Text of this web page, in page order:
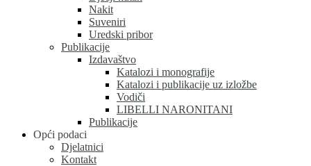
Nakit
Suveniri
Uredski pribor
Publikacije
Izdavaštvo
Katalozi i monografije
Katalozi i publikacije uz izložbe
Vodiči
LIBELLI NARONITANI
Publikacije
Opći podaci
Djelatnici
Kontakt